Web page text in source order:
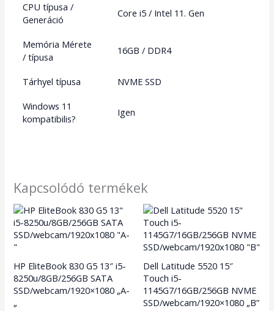
CPU típusa /
Generáció
Core i5 / Intel 11. Gen
Memória Mérete
/ típusa
16GB / DDR4
Tárhyel típusa
NVME SSD
Windows 11
kompatibilis?
Igen
Kapcsolódó termékek
HP EliteBook 830 G5 13″ i5-
8250u/8GB/256GB SATA
SSD/webcam/1920×1080 „A-
„
Dell Latitude 5520 15″
Touch i5-
1145G7/16GB/256GB NVME
SSD/webcam/1920×1080 „B”